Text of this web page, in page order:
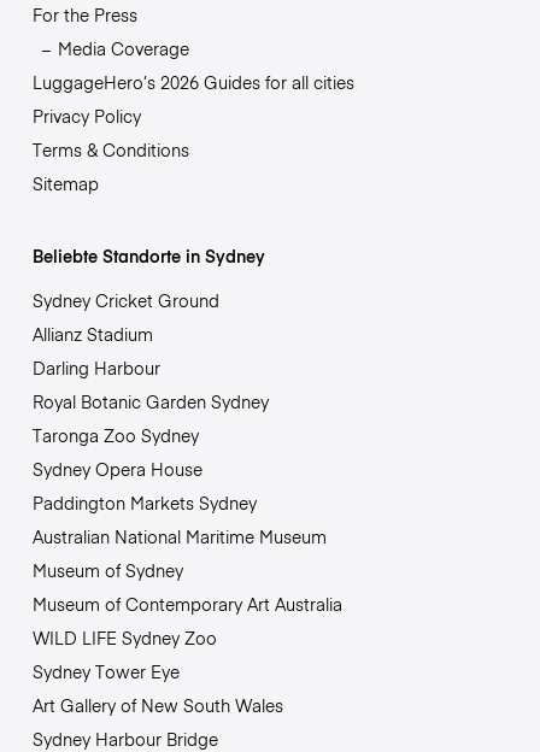
For the Press
Media Coverage
LuggageHero’s 2026 Guides for all cities
Privacy Policy
Terms & Conditions
Sitemap
Beliebte Standorte in Sydney
Sydney Cricket Ground
Allianz Stadium
Darling Harbour
Royal Botanic Garden Sydney
Taronga Zoo Sydney
Sydney Opera House
Paddington Markets Sydney
Australian National Maritime Museum
Museum of Sydney
Museum of Contemporary Art Australia
WILD LIFE Sydney Zoo
Sydney Tower Eye
Art Gallery of New South Wales
Sydney Harbour Bridge